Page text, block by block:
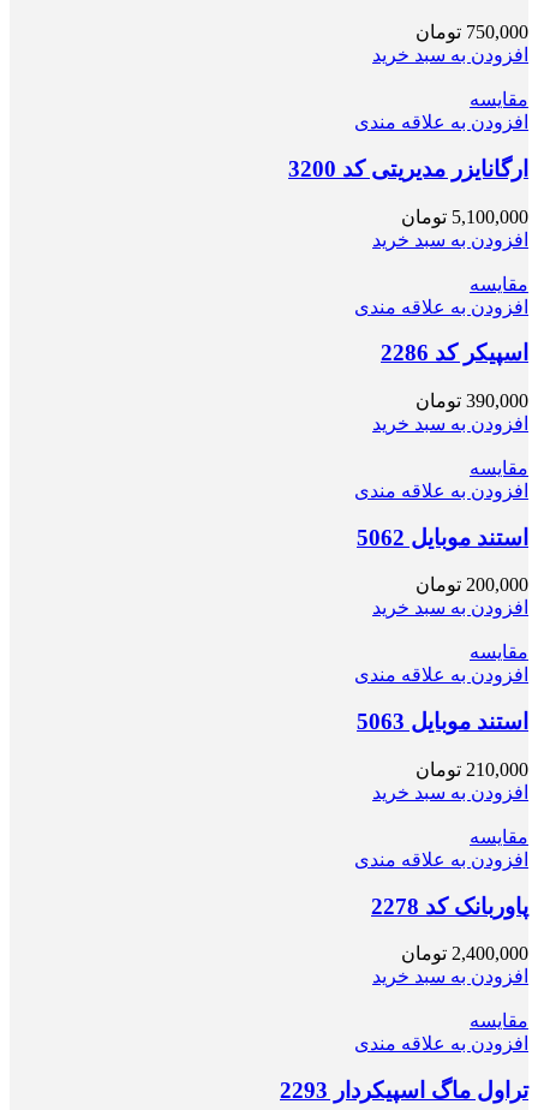
750,000 تومان
افزودن به سبد خرید
مقایسه
افزودن به علاقه مندی
ارگانایزر مدیریتی کد 3200
5,100,000 تومان
افزودن به سبد خرید
مقایسه
افزودن به علاقه مندی
اسپیکر کد 2286
390,000 تومان
افزودن به سبد خرید
مقایسه
افزودن به علاقه مندی
استند موبایل 5062
200,000 تومان
افزودن به سبد خرید
مقایسه
افزودن به علاقه مندی
استند موبایل 5063
210,000 تومان
افزودن به سبد خرید
مقایسه
افزودن به علاقه مندی
پاوربانک کد 2278
2,400,000 تومان
افزودن به سبد خرید
مقایسه
افزودن به علاقه مندی
تراول ماگ اسپیکردار 2293